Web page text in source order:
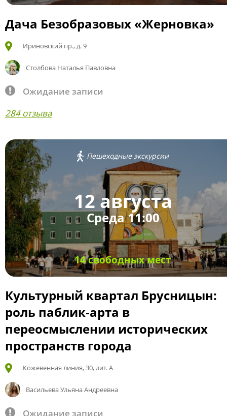
Дача Безобразовых «Жерновка»
Ириновский пр., д. 9
Столбова Наталья Павловна
Ожидание записи
284 отзыва
Пешеходные экскурсии
12 августа
Среда 11:00
14 свободных мест
Культурный квартал Брусницын:
роль паблик-арта в
переосмыслении исторических
пространств города
Кожевенная линия, 30, лит. А
Васильева Ульяна Андреевна
Ожидание записи